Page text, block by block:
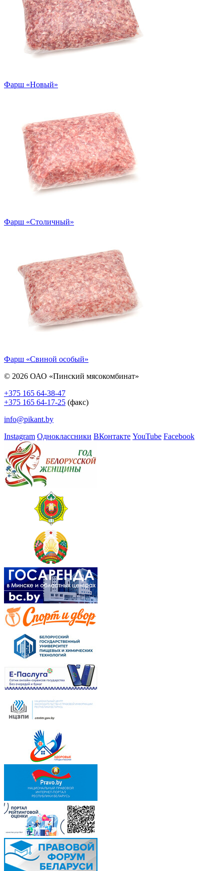
Фарш «Новый»
Фарш «Столичный»
Фарш «Свиной особый»
© 2026 ОАО «Пинский мясокомбинат»
+375 165 64-38-47
+375 165 64-17-25 (факс)
info@pikant.by
Instagram Одноклассники ВКонтакте YouTube Facebook